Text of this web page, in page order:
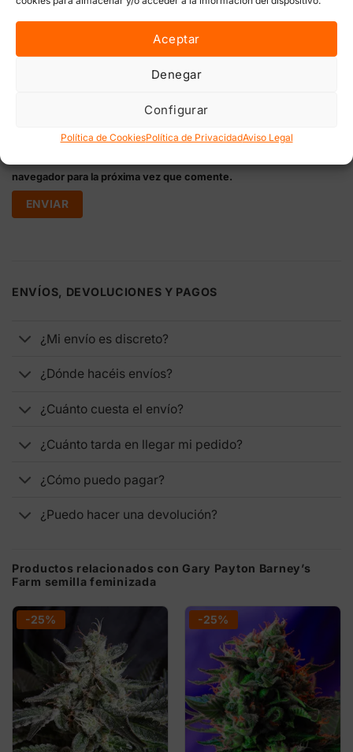
Aceptar
Denegar
Configurar
Política de CookiesPolítica de PrivacidadAviso Legal
navegador para la próxima vez que comente.
ENVÍOS, DEVOLUCIONES Y PAGOS
¿Mi envío es discreto?
¿Dónde hacéis envíos?
¿Cuánto cuesta el envío?
¿Cuánto tarda en llegar mi pedido?
¿Cómo puedo pagar?
¿Puedo hacer una devolución?
Productos relacionados con Gary Payton Barney’s
Farm semilla feminizada
-25% -25%